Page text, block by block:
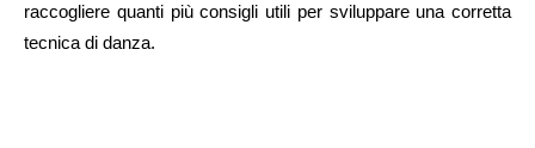
raccogliere quanti più consigli utili per sviluppare una corretta
tecnica di danza.